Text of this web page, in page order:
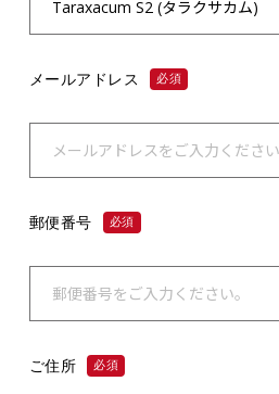
メールアドレス 必須
郵便番号 必須
ご住所 必須